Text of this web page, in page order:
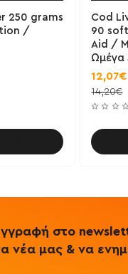
250 grams
/
Cod
90
Aid /
Ωμέγα
12,07€
14,20€
στο
νέα μας & να